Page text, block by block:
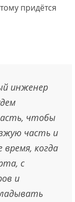
придётся
инженер
чтобы
часть и
когда
с
и